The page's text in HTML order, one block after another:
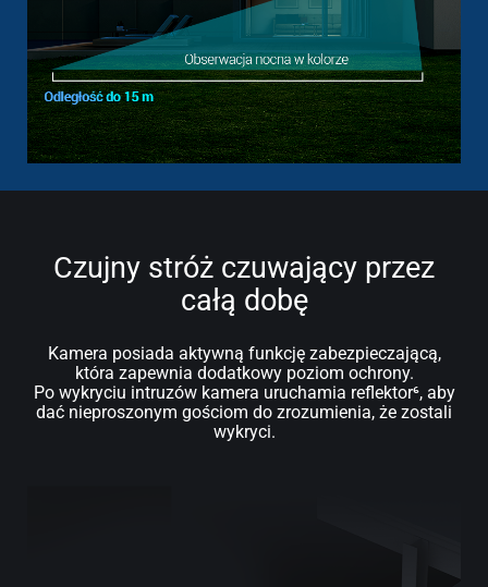
Czujny stróż czuwający przez
całą dobę
Kamera posiada aktywną funkcję zabezpieczającą,
która zapewnia dodatkowy poziom ochrony.
Po wykryciu intruzów kamera uruchamia reflektor⁶, aby
dać nieproszonym gościom do zrozumienia, że zostali
wykryci.